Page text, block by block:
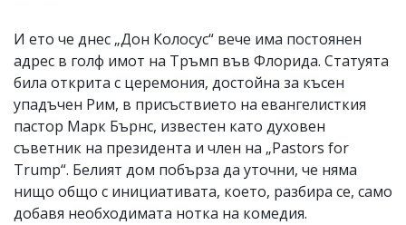
И ето че днес „Дон Колосус“ вече има постоянен
адрес в голф имот на Тръмп във Флорида. Статуята
била открита с церемония, достойна за късен
упадъчен Рим, в присъствието на евангелисткия
пастор Марк Бърнс, известен като духовен
съветник на президента и член на „Pastors for
Trump“. Белият дом побърза да уточни, че няма
нищо общо с инициативата, което, разбира се, само
добавя необходимата нотка на комедия.